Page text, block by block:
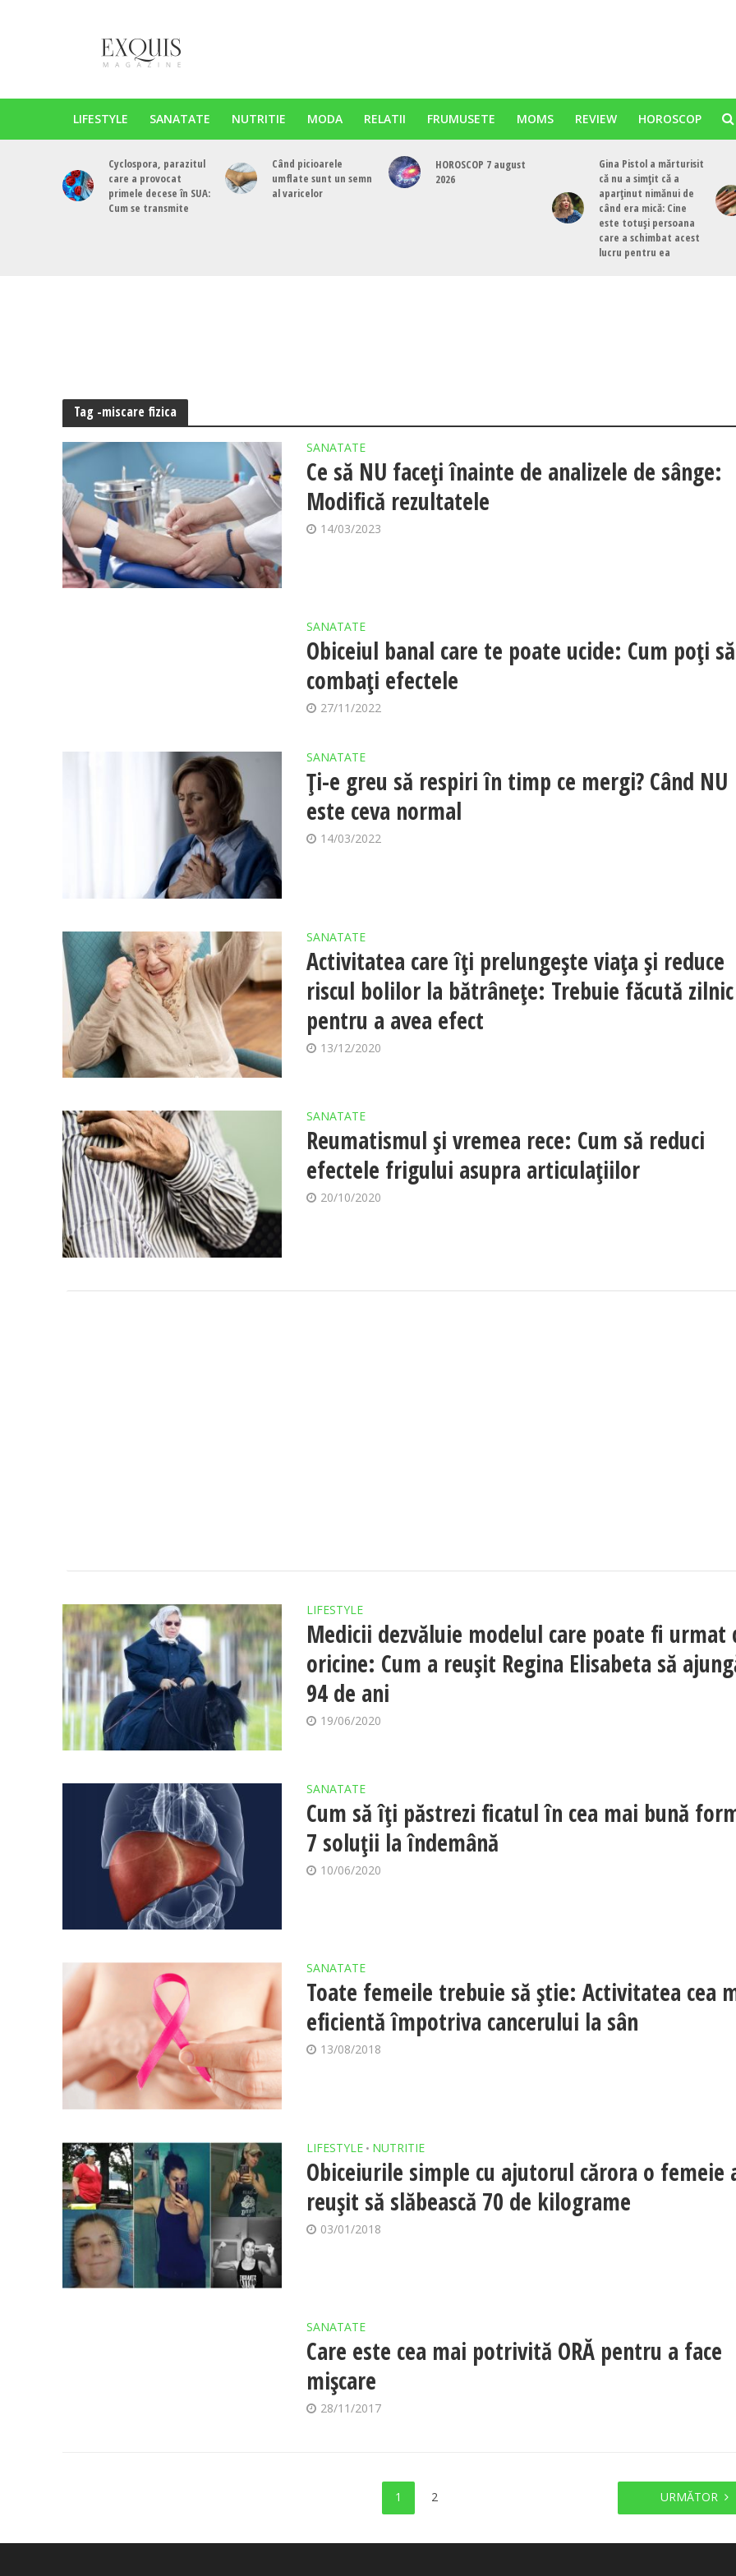
LIFESTYLE SANATATE NUTRITIE MODA RELATII FRUMUSETE MOMS REVIEW HOROSCOP
Cyclospora, parazitul
care a provocat
primele decese în SUA:
Cum se transmite
Când picioarele
umflate sunt un semn
al varicelor
HOROSCOP 7 august
2026
Gina Pistol a mărturisit
că nu a simțit că a
aparținut nimănui de
când era mică: Cine
este totuși persoana
care a schimbat acest
lucru pentru ea
Tag -miscare fizica
SANATATE
Ce să NU faceți înainte de analizele de sânge:
Modifică rezultatele
14/03/2023
SANATATE
Obiceiul banal care te poate ucide: Cum poți
combați efectele
27/11/2022
SANATATE
Ți-e greu să respiri în timp ce mergi? Când NU
este ceva normal
14/03/2022
SANATATE
Activitatea care îți prelungește viața și reduce
riscul bolilor la bătrânețe: Trebuie făcută zilnic
pentru a avea efect
13/12/2020
SANATATE
Reumatismul și vremea rece: Cum să reduci
efectele frigului asupra articulațiilor
20/10/2020
LIFESTYLE
Medicii dezvăluie modelul care poate fi urmat
oricine: Cum a reuşit Regina Elisabeta să
94 de ani
19/06/2020
SANATATE
Cum să îți păstrezi ficatul în cea mai bună
7 soluții la îndemână
10/06/2020
SANATATE
Toate femeile trebuie să ştie: Activitatea cea
eficientă împotriva cancerului la sân
13/08/2018
LIFESTYLE • NUTRITIE
Obiceiurile simple cu ajutorul cărora o femeie
reușit să slăbească 70 de kilograme
03/01/2018
SANATATE
Care este cea mai potrivită ORĂ pentru a face
mișcare
28/11/2017
1 2 URMĂTOR